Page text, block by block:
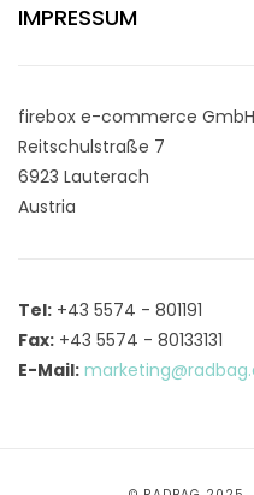
IMPRESSUM
firebox e-commerce GmbH
Reitschulstraße 7
6923 Lauterach
Austria
Tel: +43 5574 - 801191
Fax: +43 5574 - 80133131
E-Mail: